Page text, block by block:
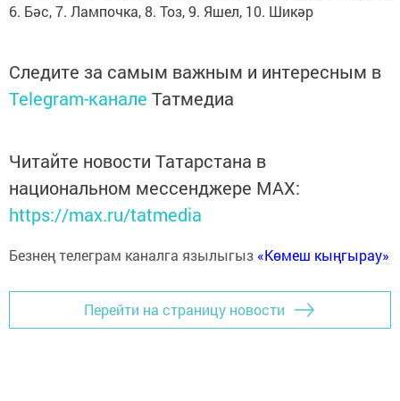
6. Бәс, 7. Лампочка, 8. Тоз, 9. Яшел, 10. Шикәр
Следите за самым важным и интересным в
Telegram-канале Татмедиа
Читайте новости Татарстана в
национальном мессенджере MАХ:
https://max.ru/tatmedia
Безнең телеграм каналга язылыгыз «Көмеш кыңгырау»
Перейти на страницу новости